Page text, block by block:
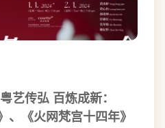
艺传弘 百炼成新：
、《火网梵宫十四年》